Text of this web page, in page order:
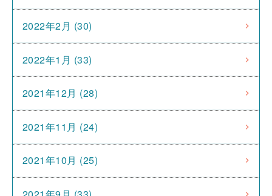
2022年2月 (30)
2022年1月 (33)
2021年12月 (28)
2021年11月 (24)
2021年10月 (25)